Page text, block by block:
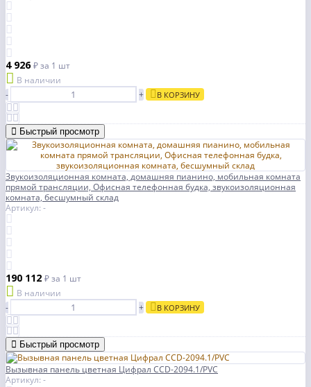
4 926₽за 1 шт
В наличии
-
+ В КОРЗИНУ
Быстрый просмотр
Звукоизоляционная комната, домашняя пианино, мобильная комната
прямой трансляции, Офисная телефонная будка, звукоизоляционная
комната, бесшумный склад
Артикул: -
190 112 ₽за 1 шт
В наличии
-
+ В КОРЗИНУ
Быстрый просмотр
Вызывная панель цветная Цифрал CCD-2094.1/PVC
Артикул: -